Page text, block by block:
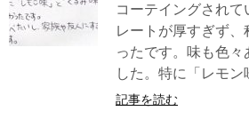
コーテイングされて
レートが厚すぎず
ったです。味も色々
した。特に「レモン
記事を読む